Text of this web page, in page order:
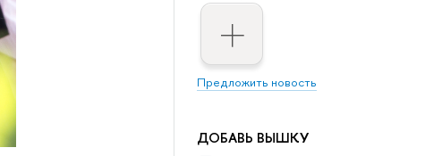
Предложить новость
ДОБАВЬ ВЫШКУ